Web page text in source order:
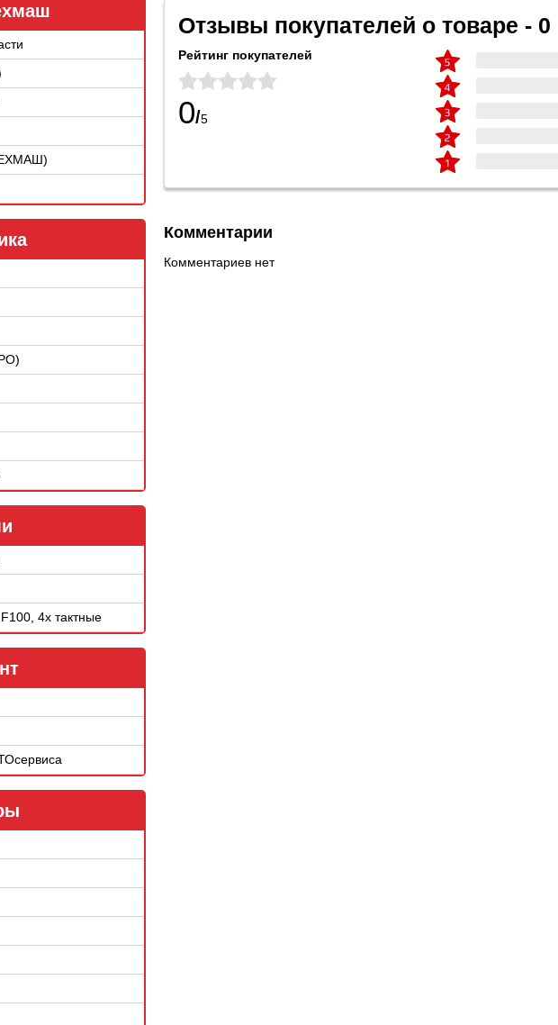
4х тактные
Отзывы покупателей о товаре - 0
Рейтинг покупателей
0/5
Комментарии
Комментариев нет